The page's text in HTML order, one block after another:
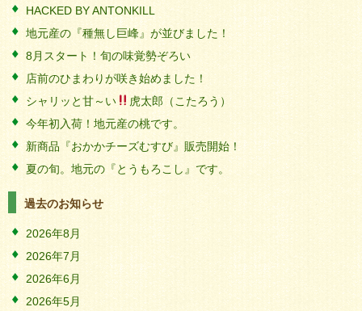
HACKED BY ANTONKILL
地元産の『種無し巨峰』が並びました！
8月スタート！旬の味覚勢ぞろい
店前のひまわりが咲き始めました！
シャリッと甘～い
虎太郎（こたろう）
今年初入荷！地元産の桃です。
新商品『おかかチーズむすび』販売開始！
夏の旬。地元の『とうもろこし』です。
過去のお知らせ
2026年8月
2026年7月
2026年6月
2026年5月